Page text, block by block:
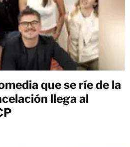
que se ríe de la
llega al